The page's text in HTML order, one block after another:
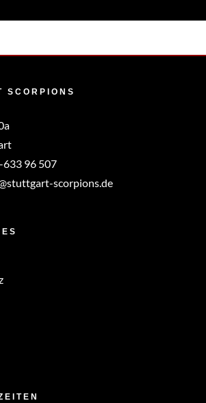
SCORPIONS
96 507
scorpions.de